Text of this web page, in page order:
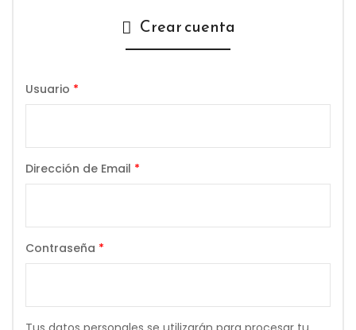
Crear cuenta
Usuario *
Dirección de Email *
Contraseña *